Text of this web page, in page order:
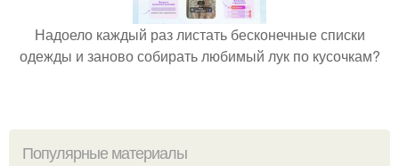
Надоело каждый раз листать бесконечные списки
одежды и заново собирать любимый лук по кусочкам?
Популярные материалы